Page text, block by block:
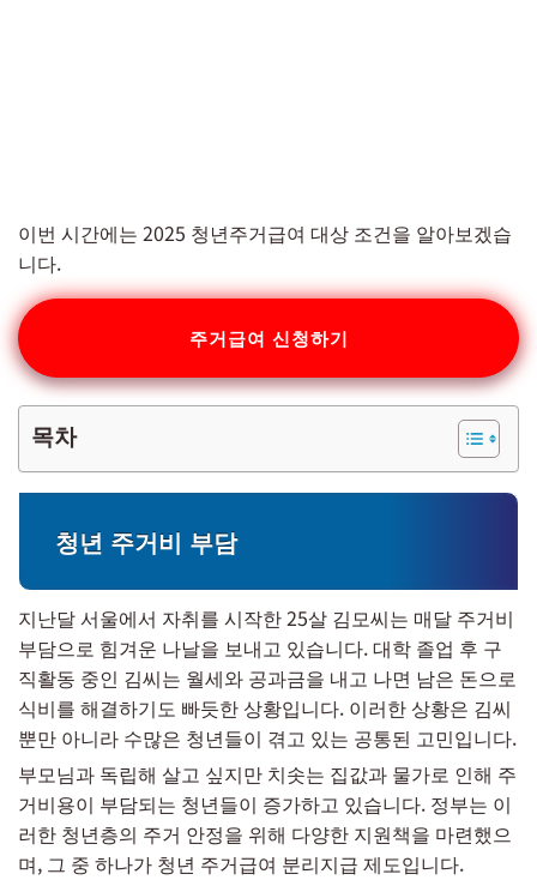
이번 시간에는 2025 청년주거급여 대상 조건을 알아보겠습
니다.
주거급여 신청하기
목차
청년 주거비 부담
지난달 서울에서 자취를 시작한 25살 김모씨는 매달 주거비
부담으로 힘겨운 나날을 보내고 있습니다. 대학 졸업 후 구
직활동 중인 김씨는 월세와 공과금을 내고 나면 남은 돈으로
식비를 해결하기도 빠듯한 상황입니다. 이러한 상황은 김씨
뿐만 아니라 수많은 청년들이 겪고 있는 공통된 고민입니다.
부모님과 독립해 살고 싶지만 치솟는 집값과 물가로 인해 주
거비용이 부담되는 청년들이 증가하고 있습니다. 정부는 이
러한 청년층의 주거 안정을 위해 다양한 지원책을 마련했으
며, 그 중 하나가 청년 주거급여 분리지급 제도입니다.